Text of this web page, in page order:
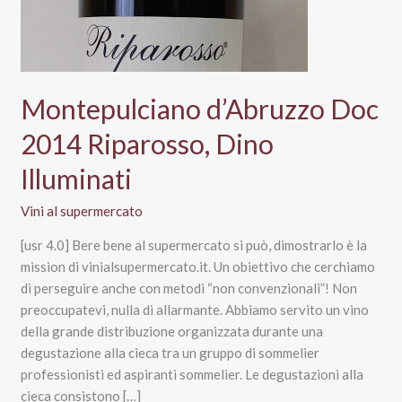
Montepulciano d’Abruzzo Doc
2014 Riparosso, Dino
Illuminati
Vini al supermercato
[usr 4.0] Bere bene al supermercato si può, dimostrarlo è la
mission di vinialsupermercato.it. Un obiettivo che cerchiamo
di perseguire anche con metodi “non convenzionali”! Non
preoccupatevi, nulla di allarmante. Abbiamo servito un vino
della grande distribuzione organizzata durante una
degustazione alla cieca tra un gruppo di sommelier
professionisti ed aspiranti sommelier. Le degustazioni alla
cieca consistono […]